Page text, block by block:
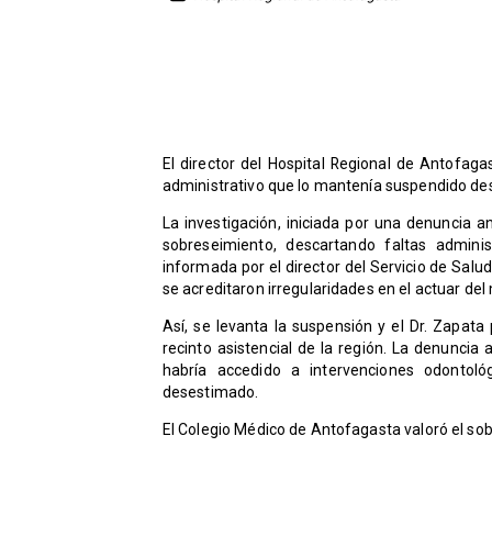
​El director del Hospital Regional de
administrativo que lo mantenía suspendido
La investigación, iniciada por una denuncia
sobreseimiento, descartando faltas
informada por el director del Servicio de
se acreditaron irregularidades en el actuar del
Así, se levanta la suspensión y el Dr.
recinto asistencial de la región. La denuncia
habría accedido a intervenciones
desestimado.
El Colegio Médico de Antofagasta valoró el